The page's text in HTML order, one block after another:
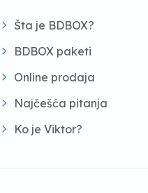
Šta je BDBOX?
BDBOX paketi
Online prodaja
Najčešća pitanja
Ko je Viktor?